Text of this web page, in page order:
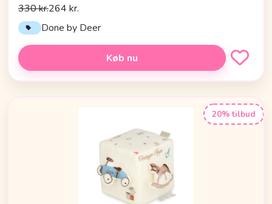
330 kr.264 kr.
Done by Deer
Køb nu
20% tilbud